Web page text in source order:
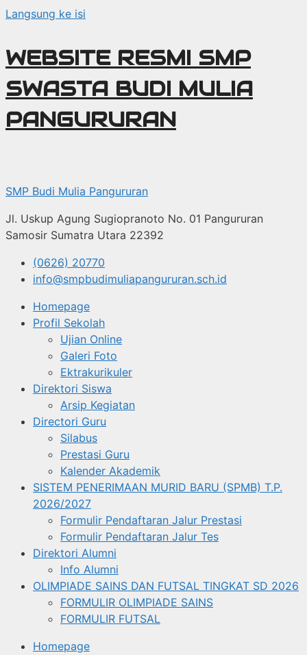
Langsung ke isi
WEBSITE RESMI SMP
SWASTA BUDI MULIA
PANGURURAN
SMP Budi Mulia Pangururan
Jl. Uskup Agung Sugiopranoto No. 01 Pangururan
Samosir Sumatra Utara 22392
(0626) 20770
info@smpbudimuliapangururan.sch.id
Homepage
Profil Sekolah
Ujian Online
Galeri Foto
Ektrakurikuler
Direktori Siswa
Arsip Kegiatan
Directori Guru
Silabus
Prestasi Guru
Kalender Akademik
SISTEM PENERIMAAN MURID BARU (SPMB) T.P.
2026/2027
Formulir Pendaftaran Jalur Prestasi
Formulir Pendaftaran Jalur Tes
Direktori Alumni
Info Alumni
OLIMPIADE SAINS DAN FUTSAL TINGKAT SD 2026
FORMULIR OLIMPIADE SAINS
FORMULIR FUTSAL
Homepage